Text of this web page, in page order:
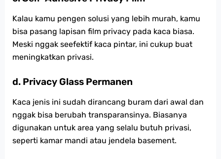
Kalau kamu pengen solusi yang lebih murah, kamu
bisa pasang lapisan film privacy pada kaca biasa.
Meski nggak seefektif kaca pintar, ini cukup buat
meningkatkan privasi.
d. Privacy Glass Permanen
Kaca jenis ini sudah dirancang buram dari awal dan
nggak bisa berubah transparansinya. Biasanya
digunakan untuk area yang selalu butuh privasi,
seperti kamar mandi atau jendela basement.